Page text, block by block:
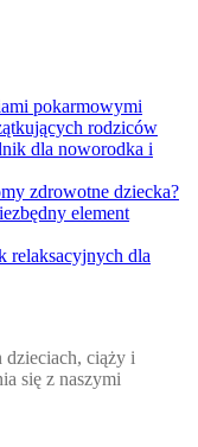
pokarmowymi
rodziców
dla noworodka i
zdrowotne dziecka?
element
relaksacyjnych dla
dzieciach, ciąży i
się z naszymi